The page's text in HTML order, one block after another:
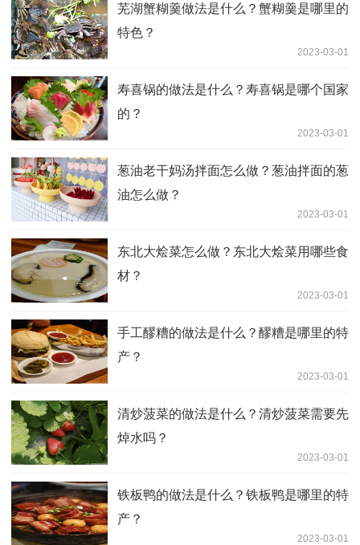
芜湖蟹糊羹做法是什么？蟹糊羹是哪里的
特色？
2023-03-01
寿喜锅的做法是什么？寿喜锅是哪个国家
的？
2023-03-01
葱油老干妈汤拌面怎么做？葱油拌面的葱
油怎么做？
2023-03-01
东北大烩菜怎么做？东北大烩菜用哪些食
材？
2023-03-01
手工醪糟的做法是什么？醪糟是哪里的特
产？
2023-03-01
清炒菠菜的做法是什么？清炒菠菜需要先
焯水吗？
2023-03-01
铁板鸭的做法是什么？铁板鸭是哪里的特
产？
2023-03-01